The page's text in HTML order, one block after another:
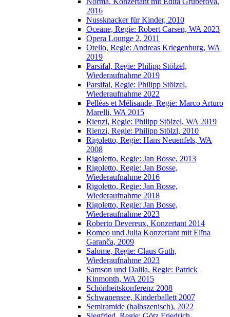
2016
Nussknacker für Kinder, 2010
Oceane, Regie: Robert Carsen, WA 2023
Opera Lounge 2, 2011
Otello, Regie: Andreas Kriegenburg, WA
2019
Parsifal, Regie: Philipp Stölzel,
Wiederaufnahme 2019
Parsifal, Regie: Philipp Stölzel,
Wiederaufnahme 2022
Pelléas et Mélisande, Regie: Marco Arturo
Marelli, WA 2015
Rienzi, Regie: Philipp Stölzel, WA 2019
Rienzi, Regie: Philipp Stölzl, 2010
Rigoletto, Regie: Hans Neuenfels, WA
2008
Rigoletto, Regie: Jan Bosse, 2013
Rigoletto, Regie: Jan Bosse,
Wiederaufnahme 2016
Rigoletto, Regie: Jan Bosse,
Wiederaufnahme 2018
Rigoletto, Regie: Jan Bosse,
Wiederaufnahme 2023
Roberto Devereux, Konzertant 2014
Romeo und Julia Konzertant mit Elīna
Garanča, 2009
Salome, Regie: Claus Guth,
Wiederaufnahme 2023
Samson und Dalila, Regie: Patrick
Kinmonth, WA 2015
Schönheitskonferenz 2008
Schwanensee, Kinderballett 2007
Semiramide (halbszenisch), 2022